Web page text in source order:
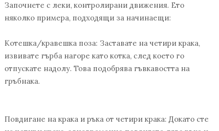
Започнете с леки, контролирани движения. Ето
няколко примера, подходящи за начинаещи:
Котешка/кравешка поза: Заставате на четири крака,
извивате гърба нагоре като котка, след което го
отпускате надолу. Това подобрява гъвкавостта на
гръбнака.
Повдигане на крака и ръка от четири крака: Докато сте